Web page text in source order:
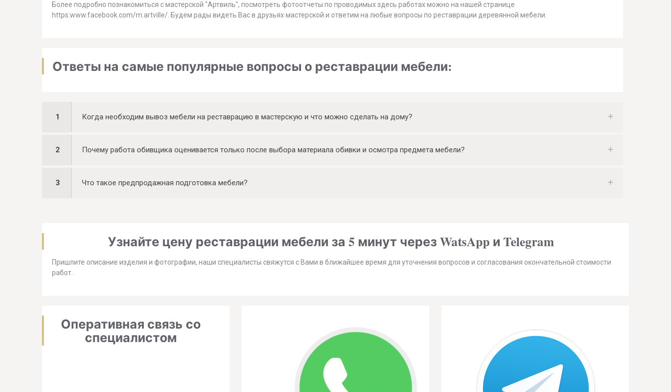
Более подробно познакомиться с мастерской "Артвиль", посмотреть фотоотчеты по проводимых здесь работах можно на нашей странице
https:www.facebook.com/m.artville/. Будем рады видеть Вас в друзьях мастерской и ответим на любые вопросы по реставрации деревянной мебели.
Ответы на самые популярные вопросы о реставрации мебели:
1 Когда необходим вывоз мебели на реставрацию в мастерскую и что можно сделать на дому?
2 Почему работа обивщика оценивается только после выбора материала обивки и осмотра предмета мебели?
3 Что такое предпродажная подготовка мебели?
Узнайте цену реставрации мебели за 5 минут через WatsApp и Telegram
Пришлите описание изделия и фотографии, наши специалисты свяжутся с Вами в ближайшее время для уточнения вопросов и согласования окончательной стоимости
работ.
Оперативная связь со
специалистом